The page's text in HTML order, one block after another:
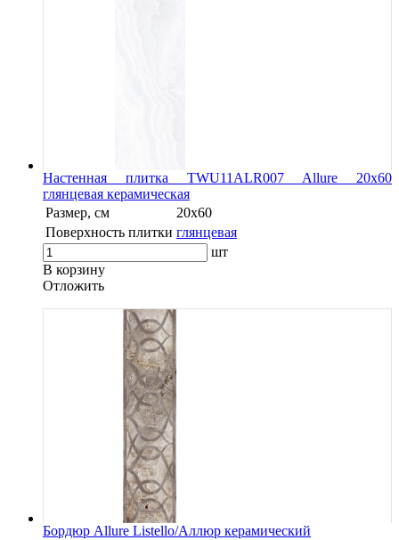
Настенная плитка TWU11ALR007 Allure 20х60
глянцевая керамическая
Размер, см
20х60
Поверхность плитки глянцевая
шт
В корзину
Oтложить
Бордюр Allure Listello/Аллюр керамический